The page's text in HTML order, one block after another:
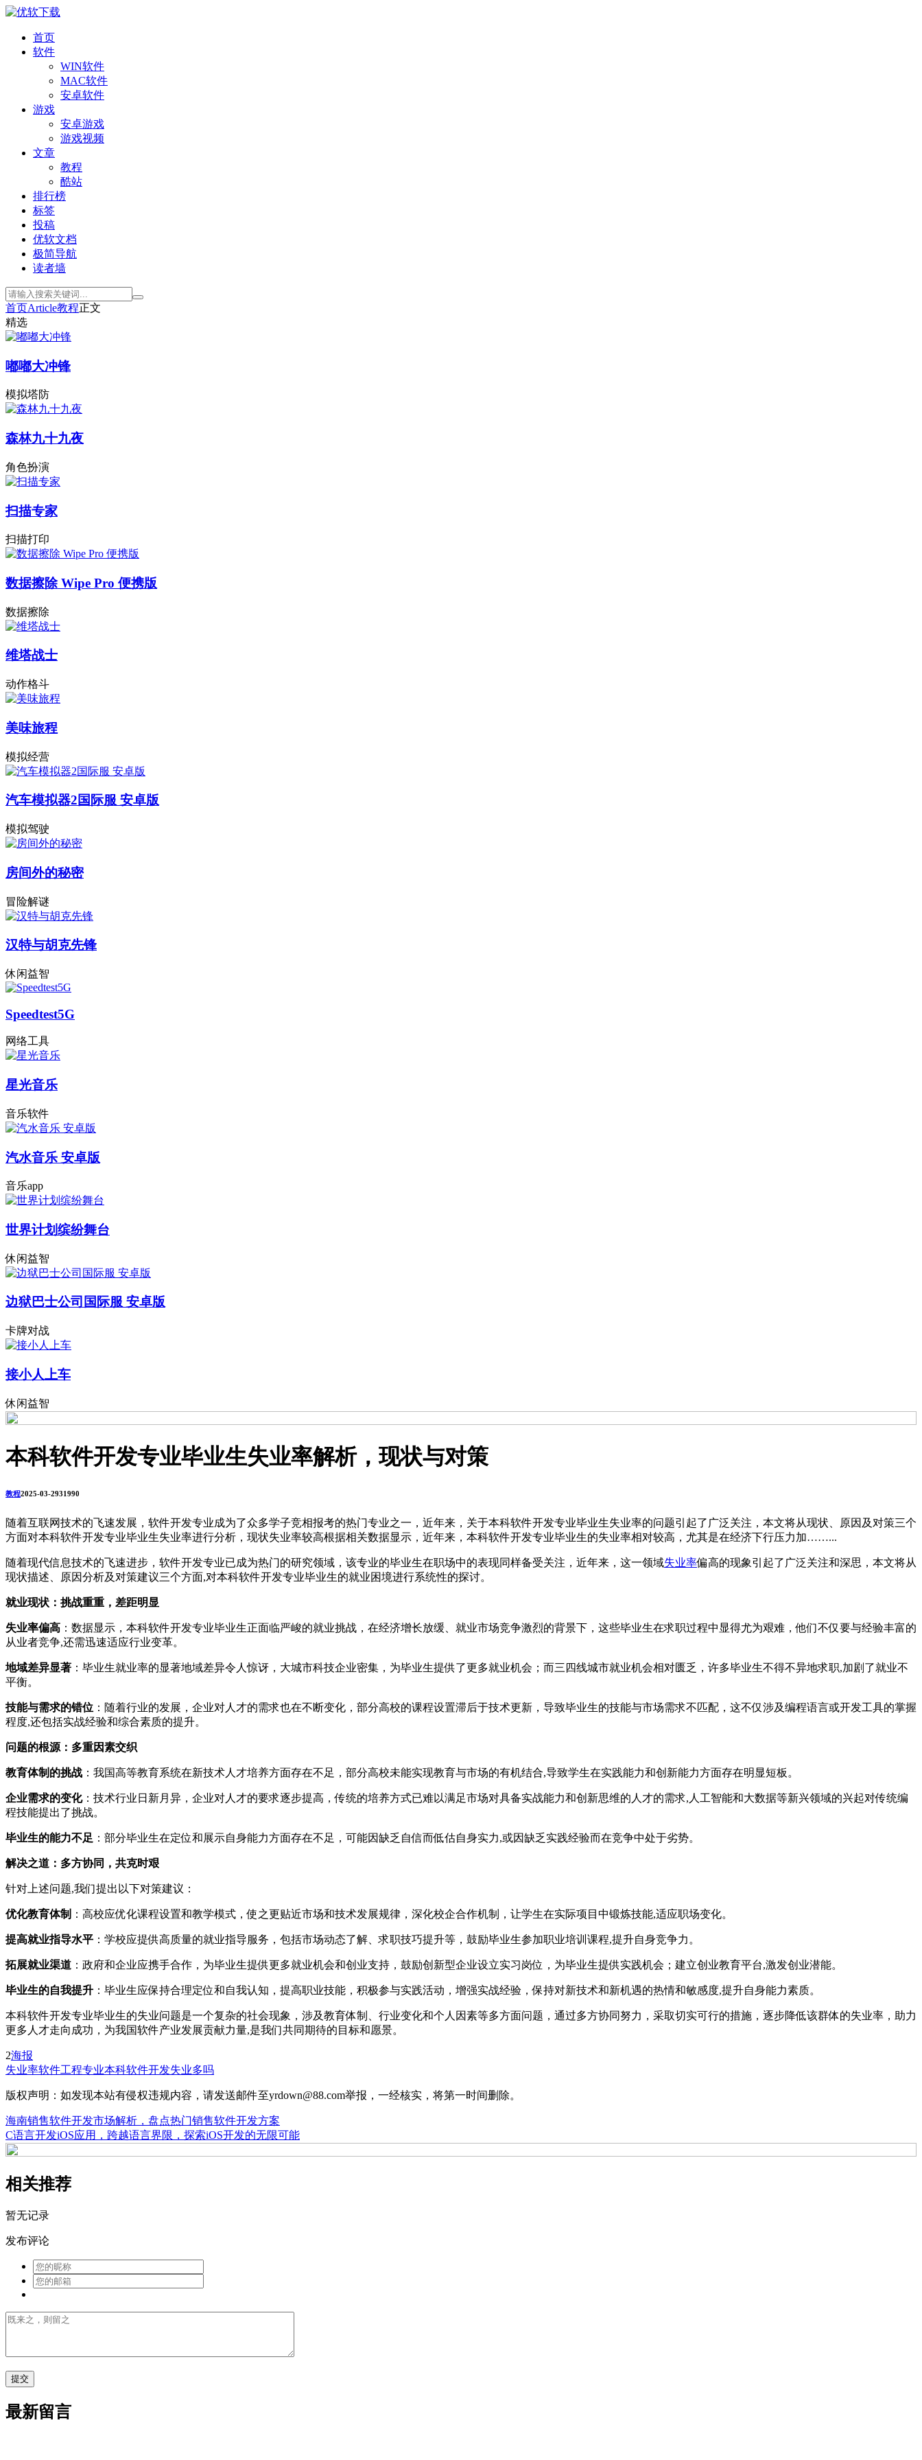
首页
软件
WIN软件
MAC软件
安卓软件
游戏
安卓游戏
游戏视频
文章
教程
酷站
排行榜
标签
投稿
优软文档
极简导航
读者墙
首页Article教程正文
精选
嘟嘟大冲锋
模拟塔防
森林九十九夜
角色扮演
扫描专家
扫描打印
数据擦除 Wipe Pro 便携版
数据擦除
维塔战士
动作格斗
美味旅程
模拟经营
汽车模拟器2国际服 安卓版
模拟驾驶
房间外的秘密
冒险解谜
汉特与胡克先锋
休闲益智
Speedtest5G
网络工具
星光音乐
音乐软件
汽水音乐 安卓版
音乐app
世界计划缤纷舞台
休闲益智
边狱巴士公司国际服 安卓版
卡牌对战
接小人上车
休闲益智
本科软件开发专业毕业生失业率解析，现状与对策
教程2025-03-2931990
随着互联网技术的飞速发展，软件开发专业成为了众多学子竞相报考的热门专业之一，近年来，关于本科软件开发专业毕业生失业率的问题引起了广泛关注，本文将从现状、原因及对策三个
方面对本科软件开发专业毕业生失业率进行分析，现状失业率较高根据相关数据显示，近年来，本科软件开发专业毕业生的失业率相对较高，尤其是在经济下行压力加……...
随着现代信息技术的飞速进步，软件开发专业已成为热门的研究领域，该专业的毕业生在职场中的表现同样备受关注，近年来，这一领域失业率偏高的现象引起了广泛关注和深思，本文将从
现状描述、原因分析及对策建议三个方面,对本科软件开发专业毕业生的就业困境进行系统性的探讨。
就业现状：挑战重重，差距明显
失业率偏高 ：数据显示，本科软件开发专业毕业生正面临严峻的就业挑战，在经济增长放缓、就业市场竞争激烈的背景下，这些毕业生在求职过程中显得尤为艰难，他们不仅要与经验丰富的
从业者竞争,还需迅速适应行业变革。
地域差异显著 ：毕业生就业率的显著地域差异令人惊讶，大城市科技企业密集，为毕业生提供了更多就业机会；而三四线城市就业机会相对匮乏，许多毕业生不得不异地求职,加剧了就业不
平衡。
技能与需求的错位 ：随着行业的发展，企业对人才的需求也在不断变化，部分高校的课程设置滞后于技术更新，导致毕业生的技能与市场需求不匹配，这不仅涉及编程语言或开发工具的掌握
程度,还包括实战经验和综合素质的提升。
问题的根源：多重因素交织
教育体制的挑战 ：我国高等教育系统在新技术人才培养方面存在不足，部分高校未能实现教育与市场的有机结合,导致学生在实践能力和创新能力方面存在明显短板。
企业需求的变化：技术行业日新月异，企业对人才的要求逐步提高，传统的培养方式已难以满足市场对具备实战能力和创新思维的人才的需求,人工智能和大数据等新兴领域的兴起对传统编
程技能提出了挑战。
毕业生的能力不足 ：部分毕业生在定位和展示自身能力方面存在不足，可能因缺乏自信而低估自身实力,或因缺乏实践经验而在竞争中处于劣势。
解决之道：多方协同，共克时艰
针对上述问题,我们提出以下对策建议：
优化教育体制 ：高校应优化课程设置和教学模式，使之更贴近市场和技术发展规律，深化校企合作机制，让学生在实际项目中锻炼技能,适应职场变化。
提高就业指导水平 ：学校应提供高质量的就业指导服务，包括市场动态了解、求职技巧提升等，鼓励毕业生参加职业培训课程,提升自身竞争力。
拓展就业渠道 ：政府和企业应携手合作，为毕业生提供更多就业机会和创业支持，鼓励创新型企业设立实习岗位，为毕业生提供实践机会；建立创业教育平台,激发创业潜能。
毕业生的自我提升 ：毕业生应保持合理定位和自我认知，提高职业技能，积极参与实践活动，增强实战经验，保持对新技术和新机遇的热情和敏感度,提升自身能力素质。
本科软件开发专业毕业生的失业问题是一个复杂的社会现象，涉及教育体制、行业变化和个人因素等多方面问题，通过多方协同努力，采取切实可行的措施，逐步降低该群体的失业率，助力
更多人才走向成功，为我国软件产业发展贡献力量,是我们共同期待的目标和愿景。
2海报
失业率软件工程专业本科软件开发失业多吗
版权声明：如发现本站有侵权违规内容，请发送邮件至yrdown@88.com举报，一经核实，将第一时间删除。
海南销售软件开发市场解析，盘点热门销售软件开发方案
C语言开发iOS应用，跨越语言界限，探索iOS开发的无限可能
相关推荐
暂无记录
发布评论
最新留言